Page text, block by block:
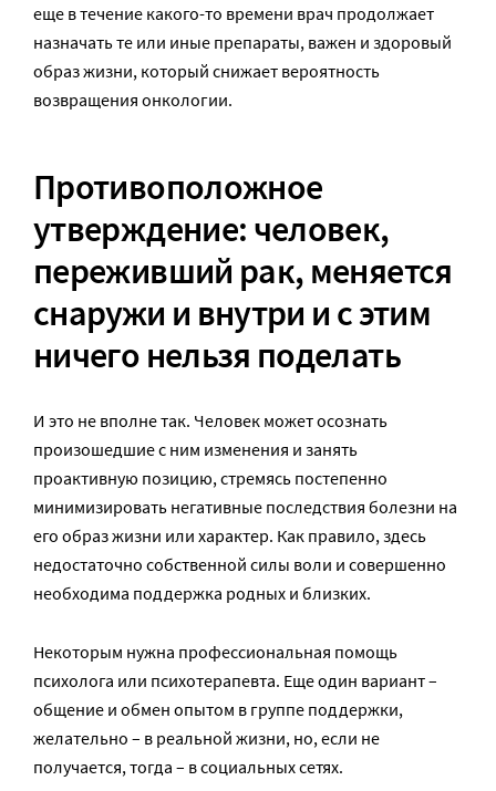
еще в течение какого-то времени врач продолжает
назначать те или иные препараты, важен и здоровый
образ жизни, который снижает вероятность
возвращения онкологии.
Противоположное
утверждение: человек,
переживший рак, меняется
снаружи и внутри и с этим
ничего нельзя поделать
И это не вполне так. Человек может осознать
произошедшие с ним изменения и занять
проактивную позицию, стремясь постепенно
минимизировать негативные последствия болезни на
его образ жизни или характер. Как правило, здесь
недостаточно собственной силы воли и совершенно
необходима поддержка родных и близких.
Некоторым нужна профессиональная помощь
психолога или психотерапевта. Еще один вариант –
общение и обмен опытом в группе поддержки,
желательно – в реальной жизни, но, если не
получается, тогда – в социальных сетях.